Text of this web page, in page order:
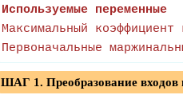
Используемые переменные
Максимальный коэффициент
Первоначальные
ШАГ 1. Преобразование входов